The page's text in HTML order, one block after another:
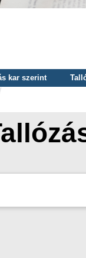
kar szerint
szerint